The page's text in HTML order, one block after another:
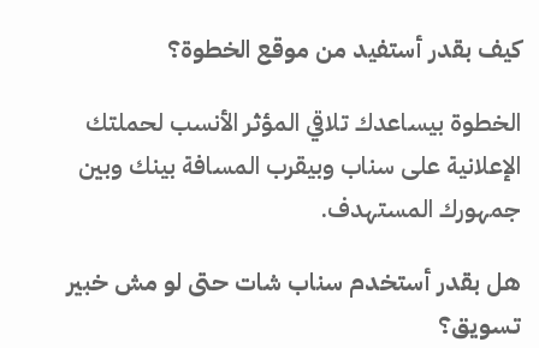
كيف بقدر أستفيد من موقع الخطوة؟
الخطوة بيساعدك تلاقي المؤثر الأنسب لحملتك
الإعلانية على سناب وبيقرب المسافة بينك وبين
جمهورك المستهدف.
هل بقدر أستخدم سناب شات حتى لو مش خبير
تسويق؟